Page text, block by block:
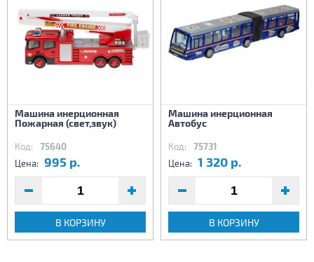
Машина инерционная
Пожарная (свет,звук)
Код: 75640
Цена: 995 р.
В КОРЗИНУ
Машина инерционная
Автобус
Код: 75731
Цена: 1 320 р.
В КОРЗИНУ